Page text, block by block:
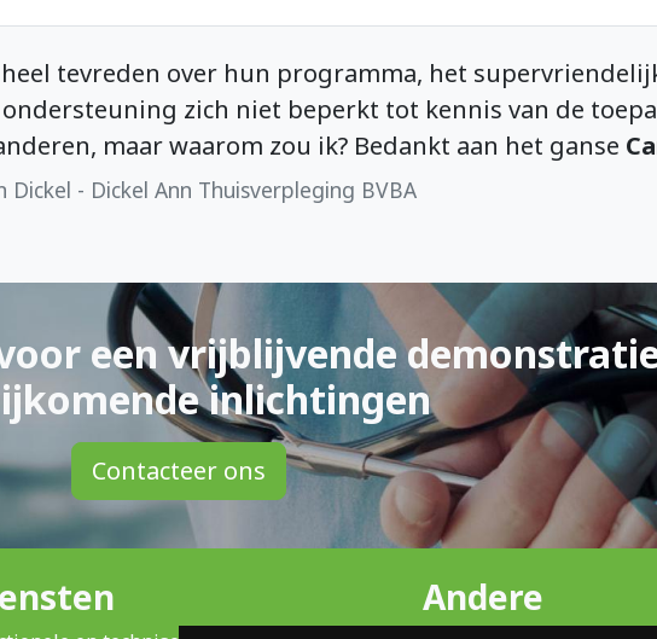
tevreden over hun programma, het
zich niet beperkt tot kennis van de
maar waarom zou ik? Bedankt aan het ganse
Dickel - Dickel Ann Thuisverpleging BVBA
een vrijblijvende
inlichtingen
Contacteer ons
Andere